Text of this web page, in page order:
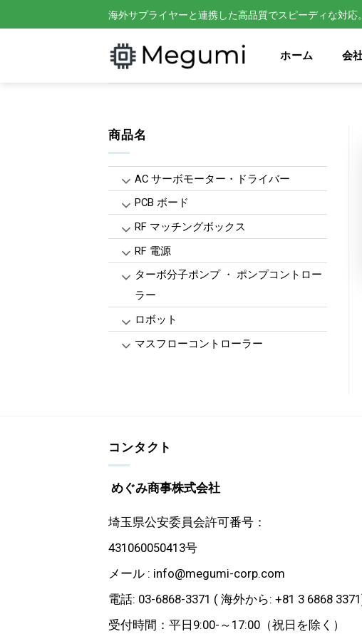
to
海外サプライヤーと連携した高品質でスピーディな対応
ホーム 会
商品名
AC サーボモーター・ドライバー
PCB ボード
RF マッチングボックス
RF 電源
ターボ分子ポンプ ・ ポンプコントロー
ラー
ロボット
マスフローコントローラー
コンタクト
めぐみ商事株式会社
埼玉県公安委員会許可番号：
431060050413号
メール : info@megumi-corp.com
電話: 03-6868-3371 ( 海外から: +81 3 6868
受付時間：平日9:00-～17:00（祝日を除く）